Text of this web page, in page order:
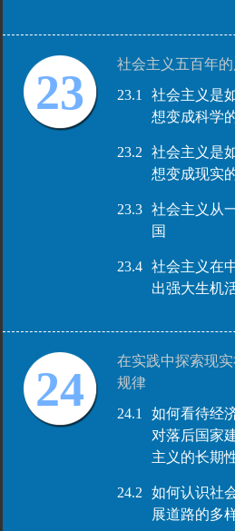
23
社会主义五百年
23.1
社会主义是
想变成科学
23.2
社会主义是
想变成现实
23.3
社会主义从
国
23.4
社会主义在
出强大生机
24
在实践中探索现
规律
24.1
如何看待经
对落后国家
主义的长期
24.2
如何认识社
展道路的多